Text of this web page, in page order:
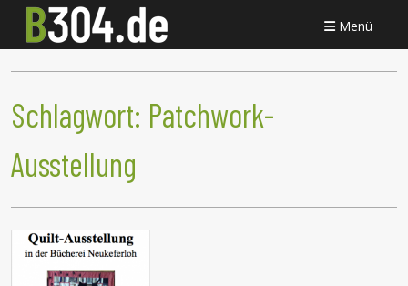
Menü
Schlagwort: Patchwork-
Ausstellung